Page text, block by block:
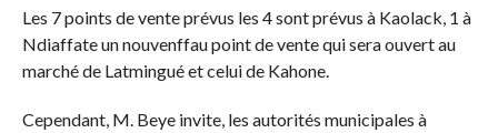
Les 7 points de vente prévus les 4 sont prévus à Kaolack, 1 à
Ndiaffate un nouvenffau point de vente qui sera ouvert au
marché de Latmingué et celui de Kahone.
Cependant, M. Beye invite, les autorités municipales à